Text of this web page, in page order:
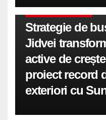
Strategie de
Jidvei
active de
proiect record
exteriori cu